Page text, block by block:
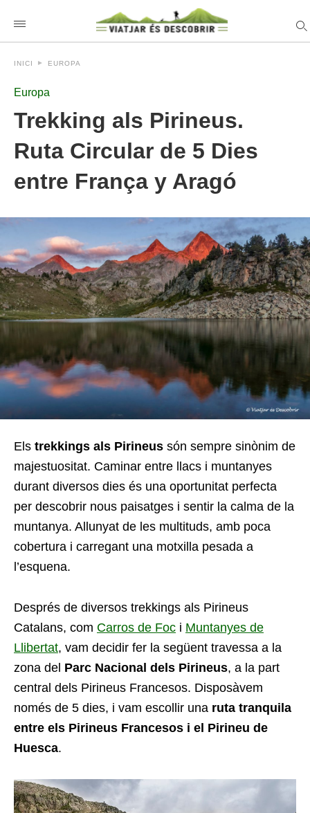
INICI EUROPA
Europa
Trekking als Pirineus.
Ruta Circular de 5 Dies
entre França y Aragó
Els trekkings als Pirineus són sempre sinònim de
majestuositat. Caminar entre llacs i muntanyes
durant diversos dies és una oportunitat perfecta
per descobrir nous paisatges i sentir la calma de la
muntanya. Allunyat de les multituds, amb poca
cobertura i carregant una motxilla pesada a
l’esquena.
Després de diversos trekkings als Pirineus
Catalans, com Carros de Foc i Muntanyes de
Llibertat, vam decidir fer la següent travessa a la
zona del Parc Nacional dels Pirineus, a la part
central dels Pirineus Francesos. Disposàvem
només de 5 dies, i vam escollir una ruta tranquila
entre els Pirineus Francesos i el Pirineu de
Huesca.